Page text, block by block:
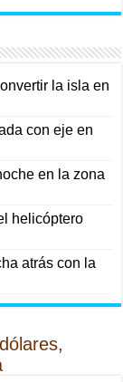
la isla en
con eje en
en la zona
helicóptero
atrás con la